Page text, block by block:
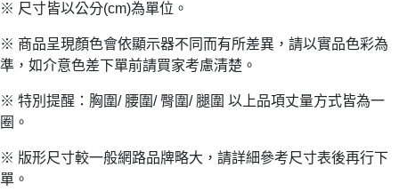
※ 尺寸皆以公分(cm)為單位。
※ 商品呈現顏色會依顯示器不同而有所差異，請以實品色彩為
準，如介意色差下單前請買家考慮清楚。
※ 特別提醒：胸圍/ 腰圍/ 臀圍/ 腿圍 以上品項丈量方式皆為一
圈。
※ 版形尺寸較一般網路品牌略大，請詳細參考尺寸表後再行下
單。